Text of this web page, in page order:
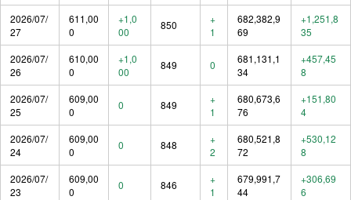
2026/07/
27
611,00
0
+1,0
00
850
+
1
682,382,9
69
+1,251,8
35
2026/07/
26
610,00
0
+1,0
00
849 0
681,131,1
34
+457,45
8
2026/07/
25
609,00
0
0 849
+
1
680,673,6
76
+151,80
4
2026/07/
24
609,00
0
0 848
+
2
680,521,8
72
+530,12
8
2026/07/
23
609,00
0
0 846
+
1
679,991,7
44
+306,69
6